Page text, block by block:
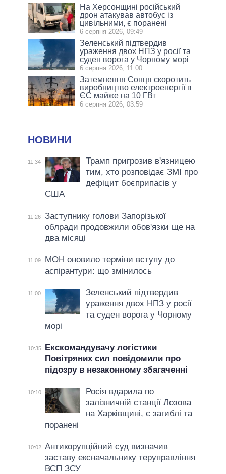
На Херсонщині російський
дрон атакував автобус із
цивільними, є поранені
6 серпня 2026, 09:49
Зеленський підтвердив
ураження двох НПЗ у росії та
суден ворога у Чорному морі
6 серпня 2026, 11:00
Затемнення Сонця скоротить
виробництво електроенергії в
ЄС майже на 10 ГВт
6 серпня 2026, 03:59
НОВИНИ
11:34
Трамп пригрозив в'язницею
тим, хто розповідає ЗМІ про
дефіцит боєприпасів у
США
11:26
Заступнику голови Запорізької
облради продовжили обов'язки ще на
два місяці
11:09
МОН оновило терміни вступу до
аспірантури: що змінилось
11:00
Зеленський підтвердив
ураження двох НПЗ у росії
та суден ворога у Чорному
морі
10:35
Екскомандувачу логістики
Повітряних сил повідомили про
підозру в незаконному збагаченні
10:10
Росія вдарила по
залізничній станції Лозова
на Харківщині, є загиблі та
поранені
10:02 Антикорупційний суд визначив
заставу ексначальнику теруправління
ВСП ЗСУ